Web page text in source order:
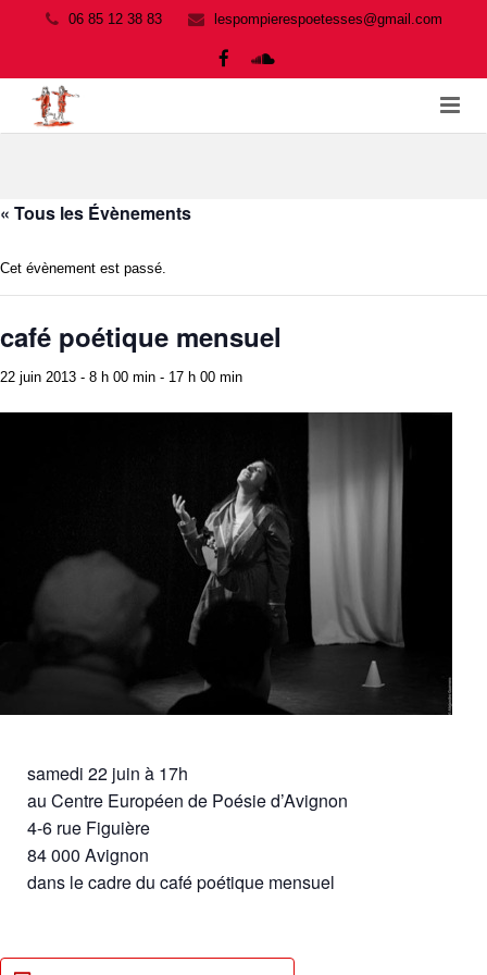
06 85 12 38 83 lespompierespoetesses@gmail.com
SPECTACLES
AGENDA
MEDIAS
ÉQUIPE ET POÈTES
« Tous les Évènements
Cet évènement est passé.
café poétique mensuel
22 juin 2013 - 8 h 00 min - 17 h 00 min
samedi 22 juin à 17h
au Centre Européen de Poésie d’Avignon
4-6 rue Figuière
84 000 Avignon
dans le cadre du café poétique mensuel